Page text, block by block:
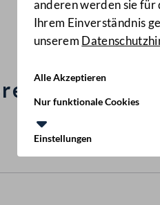
anderen werden sie
Ihrem Einverständnis
unserem
Alle Akzeptieren
Nur funktionale Cookies
Einstellungen